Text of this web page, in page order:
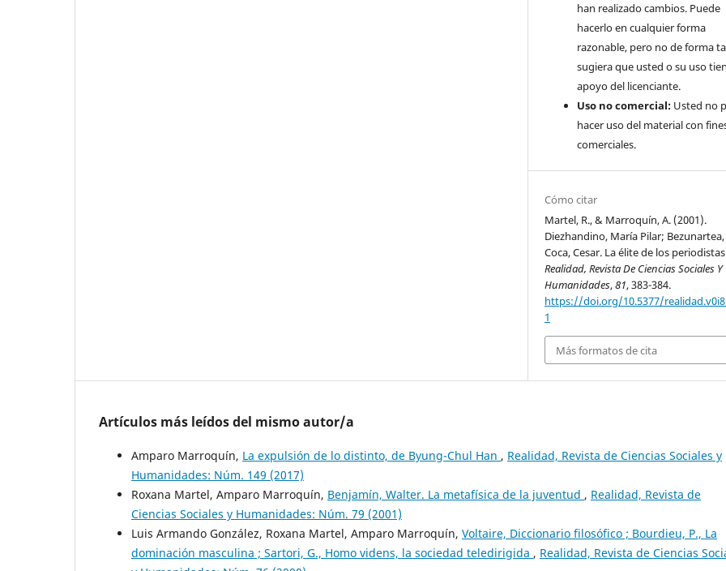
han realizado cambios. Puede
hacerlo en cualquier forma
razonable, pero no de forma
sugiera que usted o su uso
apoyo del licenciante.
Uso no comercial: Usted no
hacer uso del material con
comerciales.
Cómo citar
Martel, R., & Marroquín, A. (2001).
Diezhandino, María Pilar;
Coca, Cesar. La élite de los
Realidad, Revista De Ciencias Sociales Y
Humanidades,81, 383-384.
https://doi.org/10.5377/
1
Más formatos de cita
Artículos más leídos del mismo autor/a
Amparo Marroquín, La expulsión de lo distinto, de Byung-Chul Han , Realidad, Revista de Ciencias Sociales y
Humanidades: Núm. 149 (2017)
Roxana Martel, Amparo Marroquín, Benjamín, Walter. La metafísica de la juventud , Realidad, Revista de
Ciencias Sociales y Humanidades: Núm. 79 (2001)
Luis Armando González, Roxana Martel, Amparo Marroquín, Voltaire, Diccionario filosófico ; Bourdieu, P., La
dominación masculina ; Sartori, G., Homo videns, la sociedad teledirigida , Realidad, Revista de Ciencias